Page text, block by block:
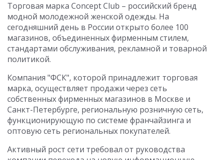
Торговая марка Concept Club – российский бренд
модной молодежной женской одежды. На
сегодняшний день в России открыто более 100
магазинов, объединенных фирменным стилем,
стандартами обслуживания, рекламной и товарной
политикой.
Компания "ФСК", которой принадлежит торговая
марка, осуществляет продажи через сеть
собственных фирменных магазинов в Москве и
Санкт-Петербурге, региональную розничную сеть,
функционирующую по системе франчайзинга и
оптовую сеть региональных покупателей.
Активный рост сети требовал от руководства